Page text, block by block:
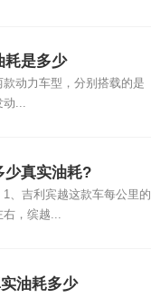
耗是多少
动力车型，分别搭载的是
动...
少真实油耗?
、吉利宾越这款车每公里的
右，缤越...
油耗多少